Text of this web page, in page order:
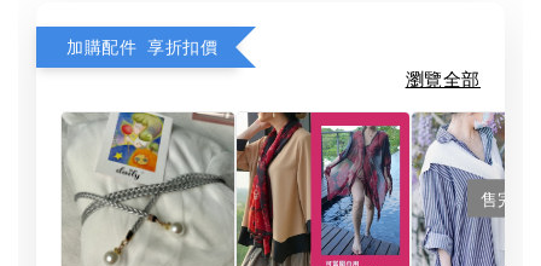
加購配件 享折扣價
瀏覽全部
售完